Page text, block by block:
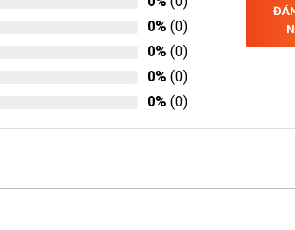
0% (0)
0% (0)
0% (0)
0% (0)